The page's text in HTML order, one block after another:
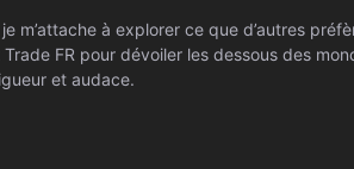
m’attache à explorer ce que d’autres
FR pour dévoiler les dessous des
et audace.